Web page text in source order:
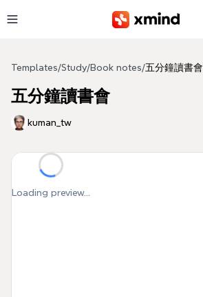
Templates/Study/Book notes/五分鐘讀書會
五分鐘讀書會
kuman_tw
Loading preview...